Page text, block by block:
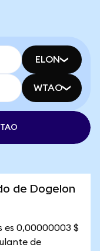
ELON
WTAO
de Dogelon
es 0,00000003 $
de